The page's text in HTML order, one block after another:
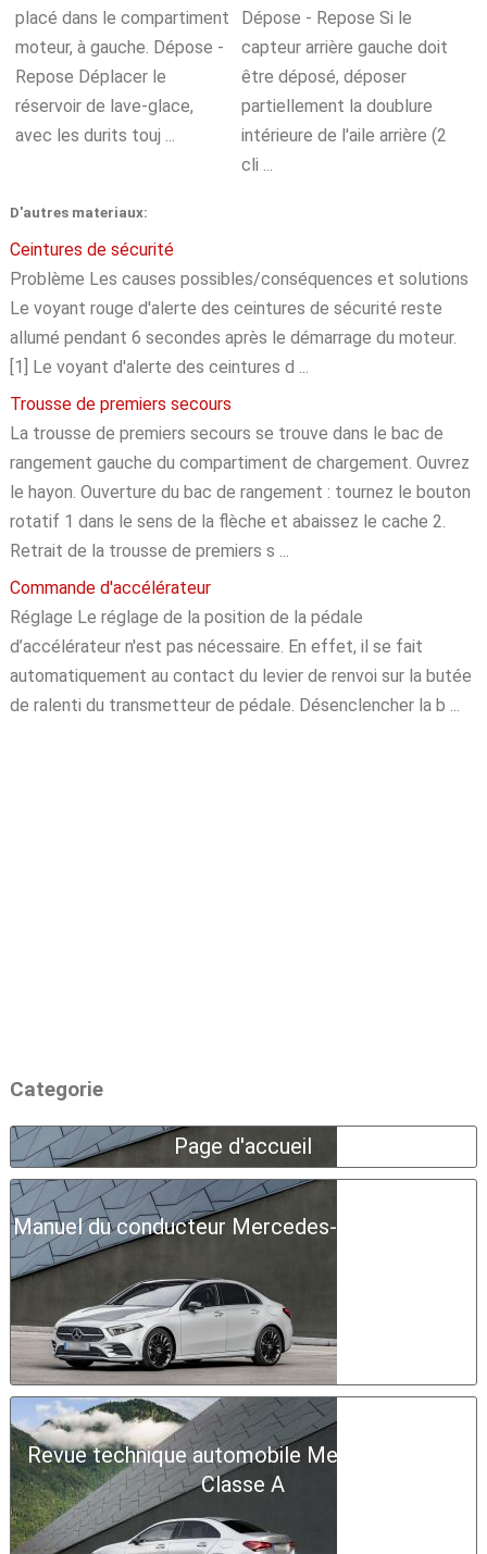
placé dans le compartiment
moteur, à gauche. Dépose -
Repose Déplacer le
réservoir de lave-glace,
avec les durits touj ...
Dépose - Repose Si le
capteur arrière gauche doit
être déposé, déposer
partiellement la doublure
intérieure de l'aile arrière (2
cli ...
D'autres materiaux:
Ceintures de sécurité
Problème Les causes possibles/conséquences et solutions
Le voyant rouge d'alerte des ceintures de sécurité reste
allumé pendant 6 secondes après le démarrage du moteur.
[1] Le voyant d'alerte des ceintures d ...
Trousse de premiers secours
La trousse de premiers secours se trouve dans le bac de
rangement gauche du compartiment de chargement. Ouvrez
le hayon. Ouverture du bac de rangement : tournez le bouton
rotatif 1 dans le sens de la flèche et abaissez le cache 2.
Retrait de la trousse de premiers s ...
Commande d'accélérateur
Réglage Le réglage de la position de la pédale
d’accélérateur n'est pas nécessaire. En effet, il se fait
automatiquement au contact du levier de renvoi sur la butée
de ralenti du transmetteur de pédale. Désenclencher la b ...
Categorie
Page d'accueil
Manuel du conducteur Mercedes-Benz Classe A
Revue technique automobile Mercedes-Benz
Classe A